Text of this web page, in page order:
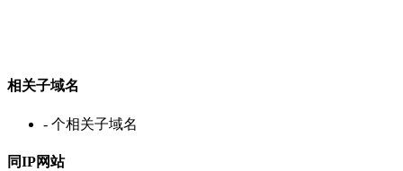
相关子域名
- 个相关子域名
同IP网站